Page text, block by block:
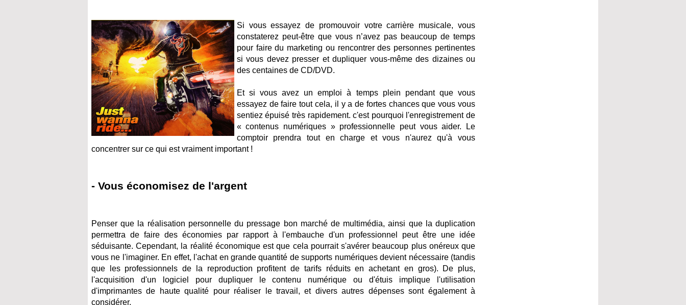
Si vous essayez de promouvoir votre carrière musicale, vous
constaterez peut-être que vous n’avez pas beaucoup de temps
pour faire du marketing ou rencontrer des personnes pertinentes
si vous devez presser et dupliquer vous-même des dizaines ou
des centaines de CD/DVD.
Et si vous avez un emploi à temps plein pendant que vous
essayez de faire tout cela, il y a de fortes chances que vous vous
sentiez épuisé très rapidement. c'est pourquoi l'enregistrement de
« contenus numériques » professionnelle peut vous aider. Le
comptoir prendra tout en charge et vous n'aurez qu'à vous
concentrer sur ce qui est vraiment important !
- Vous économisez de l'argent
Penser que la réalisation personnelle du pressage bon marché de multimédia, ainsi que la duplication
permettra de faire des économies par rapport à l'embauche d'un professionnel peut être une idée
séduisante. Cependant, la réalité économique est que cela pourrait s'avérer beaucoup plus onéreux que
vous ne l'imaginer. En effet, l'achat en grande quantité de supports numériques devient nécessaire (tandis
que les professionnels de la reproduction profitent de tarifs réduits en achetant en gros). De plus,
l'acquisition d'un logiciel pour dupliquer le contenu numérique ou d'étuis implique l'utilisation
d'imprimantes de haute qualité pour réaliser le travail, et divers autres dépenses sont également à
considérer.